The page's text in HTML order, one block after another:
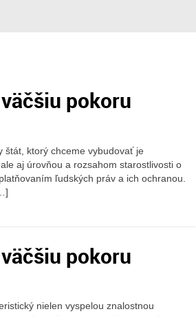
pokoru
štát, ktorý chceme vybudovať je
aj úrovňou a rozsahom starostlivosti o
ľudských práv a ich ochranou.
pokoru
nielen vyspelou znalostnou